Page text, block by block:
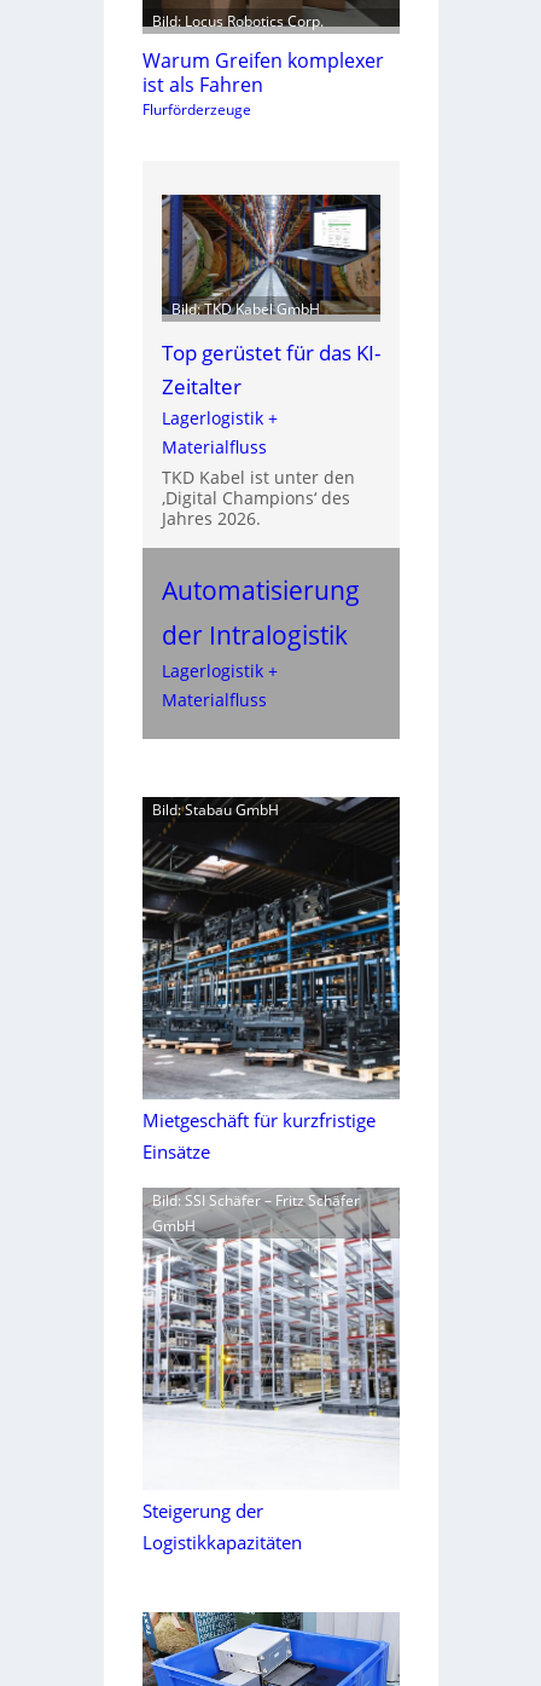
Bild: Locus Robotics Corp.
Warum Greifen komplexer
ist als Fahren
Flurförderzeuge
Bild: TKD Kabel GmbH
Top gerüstet für das KI-
Zeitalter
Lagerlogistik +
Materialfluss
TKD Kabel ist unter den
‚Digital Champions‘ des
Jahres 2026.
Automatisierung
der Intralogistik
Lagerlogistik +
Materialfluss
Bild: Stabau GmbH
Mietgeschäft für kurzfristige
Einsätze
Bild: SSI Schäfer – Fritz Schäfer
GmbH
Steigerung der
Logistikkapazitäten